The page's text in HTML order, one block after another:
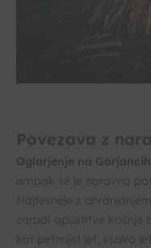
Povezava z
Oglarjenje na Gorjancih
ampak se je naravno
Najtesneje z
zaradi opustitve košnje
kot petnajst let, vsako